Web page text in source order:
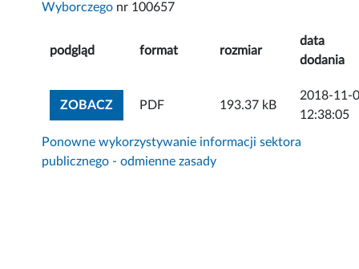
Wyborczego nr 100657
podgląd format rozmiar
data
dodania
ZOBACZZOBACZ ZAŁĄCZNIK
PDF 193.37 kB
2018-11-
12:38:05
Ponowne wykorzystywanie informacji sektora
publicznego - odmienne zasady